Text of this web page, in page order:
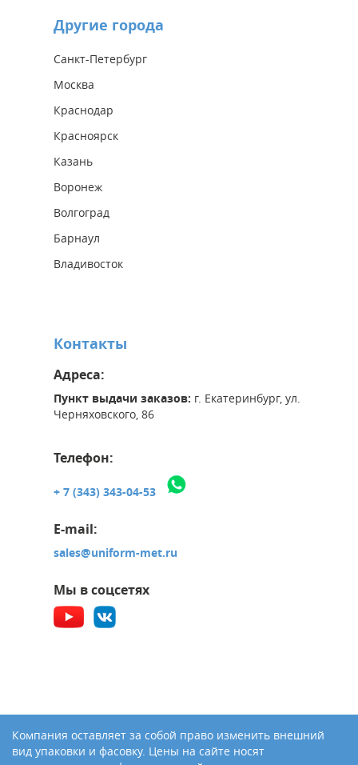
Другие города
Санкт-Петербург
Москва
Краснодар
Красноярск
Казань
Воронеж
Волгоград
Барнаул
Владивосток
Контакты
Адреса:
Пункт выдачи заказов: г. Екатеринбург, ул.
Черняховского, 86
Телефон:
+ 7 (343) 343-04-53
E-mail:
sales@uniform-met.ru
Мы в соцсетях
Компания оставляет за собой право изменить внешний
вид упаковки и фасовку. Цены на сайте носят